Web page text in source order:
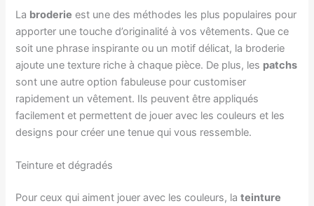
La broderie est une des méthodes les plus populaires pour
apporter une touche d’originalité à vos vêtements. Que ce
soit une phrase inspirante ou un motif délicat, la broderie
ajoute une texture riche à chaque pièce. De plus, les patchs
sont une autre option fabuleuse pour customiser
rapidement un vêtement. Ils peuvent être appliqués
facilement et permettent de jouer avec les couleurs et les
designs pour créer une tenue qui vous ressemble.
Teinture et dégradés
Pour ceux qui aiment jouer avec les couleurs, lateinture